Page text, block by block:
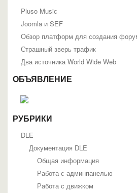
Pluso Musiс
Joomla и SEF
Обзор платформ для создания
Страшный зверь трафик
Два источника World Wide Web
ОБЪЯВЛЕНИЕ
РУБРИКИ
DLE
Документация DLE
Общая информация
Работа с админпанелью
Работа с движком